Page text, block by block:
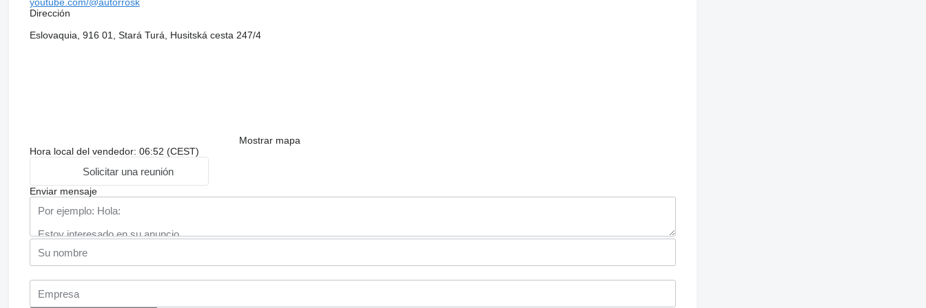
Dirección
Eslovaquia, 916 01, Stará Turá, Husitská cesta 247/4
Mostrar mapa
Hora local del vendedor: 06:52 (CEST)
Solicitar una reunión
Enviar mensaje